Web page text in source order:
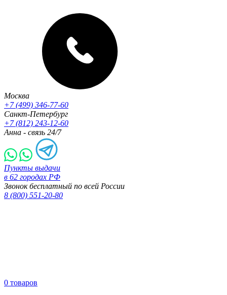
Москва
+7 (499) 346-77-60
Санкт-Петербург
+7 (812) 243-12-60
Анна - связь 24/7
Пункты выдачи
в 62 городах РФ
Звонок бесплатный по всей России
8 (800) 551-20-80
0 товаров